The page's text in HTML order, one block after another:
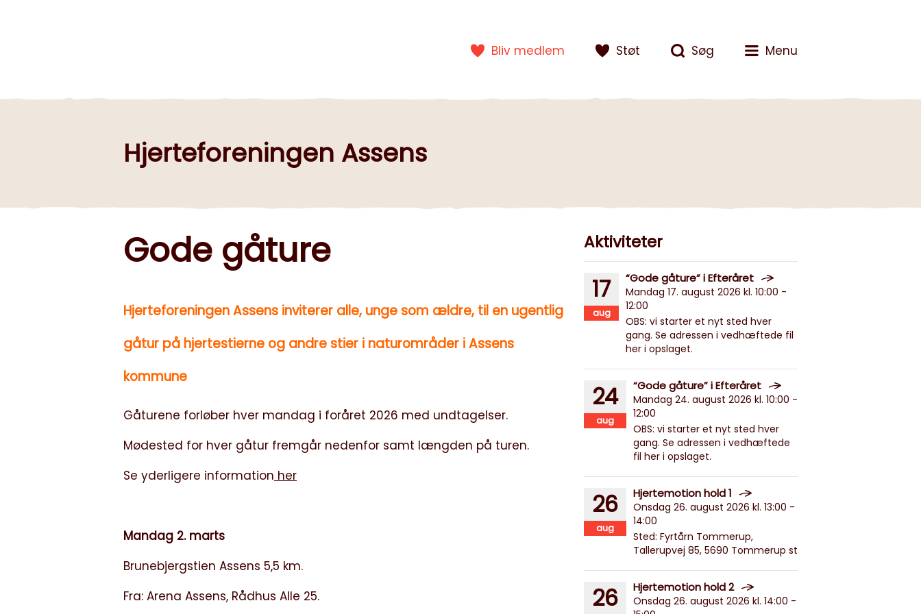
Bliv medlem Støt Søg Menu
Hjerteforeningen Assens
Gode gåture
Hjerteforeningen Assens inviterer alle, unge som ældre, til en ugentlig
gåtur på hjertestierne og andre stier i naturområder i Assens
kommune
Gåturene forløber hver mandag i foråret 2026 med undtagelser.
Mødested for hver gåtur fremgår nedenfor samt længden på turen.
Se yderligere information her
Mandag 2. marts
Brunebjergstien Assens 5,5 km.
Fra: Arena Assens, Rådhus Alle 25.
Aktiviteter
17
aug
“Gode gåture” i Efteråret
Mandag 17. august 2026 kl. 10:00 -
12:00
OBS: vi starter et nyt sted hver
gang. Se adressen i vedhæftede fil
her i opslaget.
24
aug
“Gode gåture” i Efteråret
Mandag 24. august 2026 kl. 10:00 -
12:00
OBS: vi starter et nyt sted hver
gang. Se adressen i vedhæftede
fil her i opslaget.
26
aug
Hjertemotion hold 1
Onsdag 26. august 2026 kl. 13:00 -
14:00
Sted: Fyrtårn Tommerup,
Tallerupvej 85, 5690 Tommerup st
26 Hjertemotion hold 2
Onsdag 26. august 2026 kl. 14:00 -